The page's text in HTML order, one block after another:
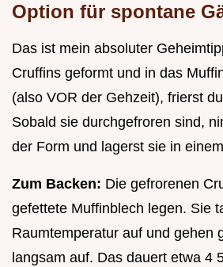
Option für spontane
Das ist mein absoluter
Cruffins geformt und in das
(also VOR der Gehzeit), frierst
Sobald sie durchgefroren sind,
der Form und lagerst sie in
Zum Backen: Die gefrorenen
gefettete Muffinblech legen. Sie
Raumtemperatur auf und gehen
langsam auf. Das dauert etwa 4